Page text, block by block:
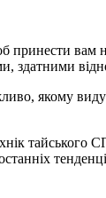
принести вам
здатними
якому
тайського